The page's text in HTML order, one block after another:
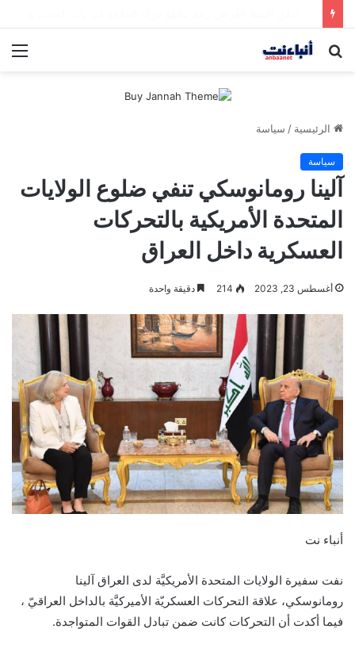
بحث
الرئيسية / سياسة
سياسة
آلينا رومانوسكي تنفي ضلوع الولايات
المتحدة الأمريكية بالتحركات
العسكرية داخل العراق
أغسطس 23, 2023 214 دقيقة واحدة
أنباء نت
نفت سفيرة الولايات المتحدة الأمريكيَّة لدى العراق آلينا
رومانوسكي، علاقة التحركات العسكريّة الأميركيَّة بالداخل العراقيّ ،
فيما أكدت أن التحركات كانت ضمن تبادل القوات المتواجدة.